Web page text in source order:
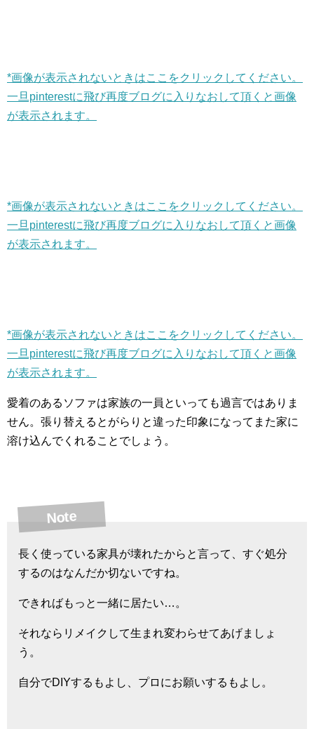
*画像が表示されないときはここをクリックしてください。
一旦pinterestに飛び再度ブログに入りなおして頂くと画像
が表示されます。
*画像が表示されないときはここをクリックしてください。
一旦pinterestに飛び再度ブログに入りなおして頂くと画像
が表示されます。
*画像が表示されないときはここをクリックしてください。
一旦pinterestに飛び再度ブログに入りなおして頂くと画像
が表示されます。
愛着のあるソファは家族の一員といっても過言ではありま
せん。張り替えるとがらりと違った印象になってまた家に
溶け込んでくれることでしょう。
Note
長く使っている家具が壊れたからと言って、すぐ処分
するのはなんだか切ないですね。
できればもっと一緒に居たい…。
それならリメイクして生まれ変わらせてあげましょ
う。
自分でDIYするもよし、プロにお願いするもよし。